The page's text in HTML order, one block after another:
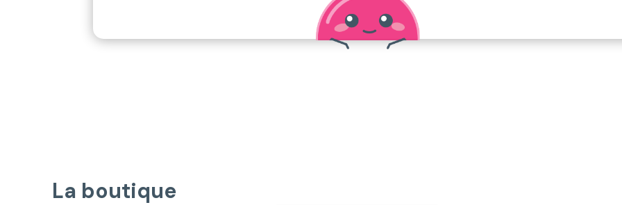
La boutique